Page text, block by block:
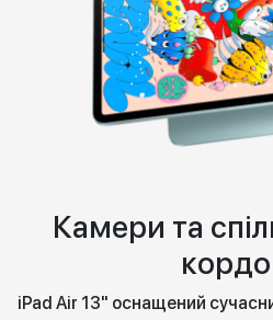
Камери та
iPad Air 13" оснащений